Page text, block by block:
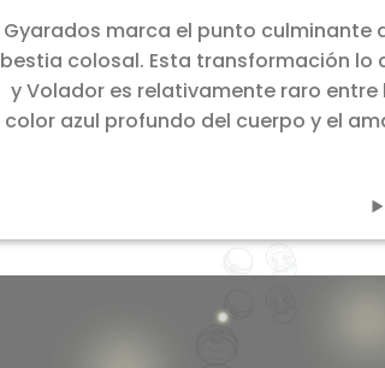
Gyarados marca el punto culminante
bestia colosal. Esta transformación lo
y Volador es relativamente raro
color azul profundo del cuerpo y el